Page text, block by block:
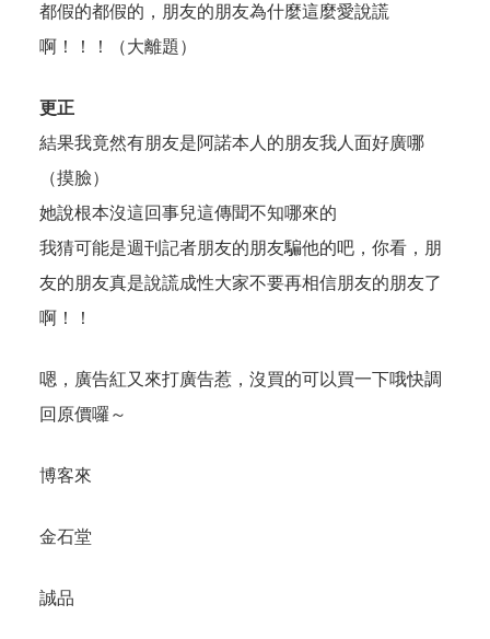
都假的都假的，朋友的朋友為什麼這麼愛說謊
啊！！！（大離題）
更正
結果我竟然有朋友是阿諾本人的朋友我人面好廣哪
（摸臉）
她說根本沒這回事兒這傳聞不知哪來的
我猜可能是週刊記者朋友的朋友騙他的吧，你看，朋
友的朋友真是說謊成性大家不要再相信朋友的朋友了
啊！！
嗯，廣告紅又來打廣告惹，沒買的可以買一下哦快調
回原價囉～
博客來
金石堂
誠品